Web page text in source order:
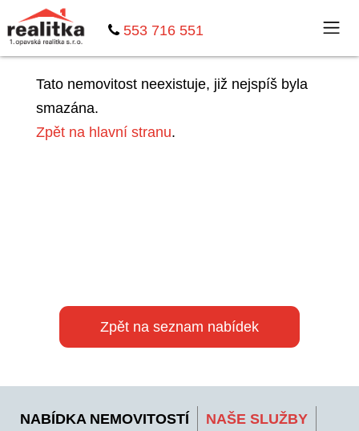
553 716 551
Tato nemovitost neexistuje, již nejspíš byla
smazána.
Zpět na hlavní stranu.
Zpět na seznam nabídek
NABÍDKA NEMOVITOSTÍ NAŠE SLUŽBY